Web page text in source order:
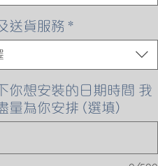
送貨服務 *
你想安裝的日期時間 我
量為你安排 (選填)